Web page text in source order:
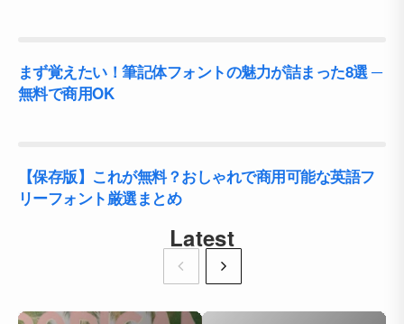
まず覚えたい！筆記体フォントの魅力が詰まった8選 ─
無料で商用OK
【保存版】これが無料？おしゃれで商用可能な英語フ
リーフォント厳選まとめ
Latest